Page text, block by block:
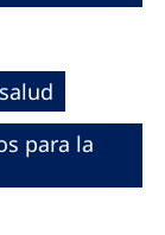
para la